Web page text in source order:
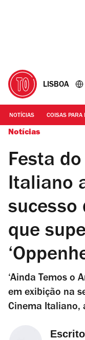
LISBOA
NOTÍCIAS COISAS PARA
Notícias
Festa
Italiano
sucesso
que
‘Ainda Temos o
em exibição na
Cinema Italiano,